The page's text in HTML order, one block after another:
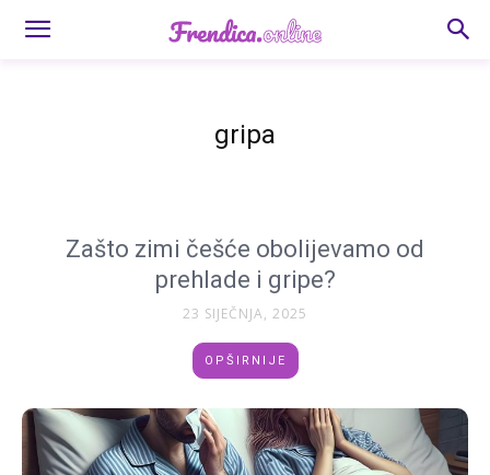
gripa
Zašto zimi češće obolijevamo od
prehlade i gripe?
23 SIJEČNJA, 2025
OPŠIRNIJE